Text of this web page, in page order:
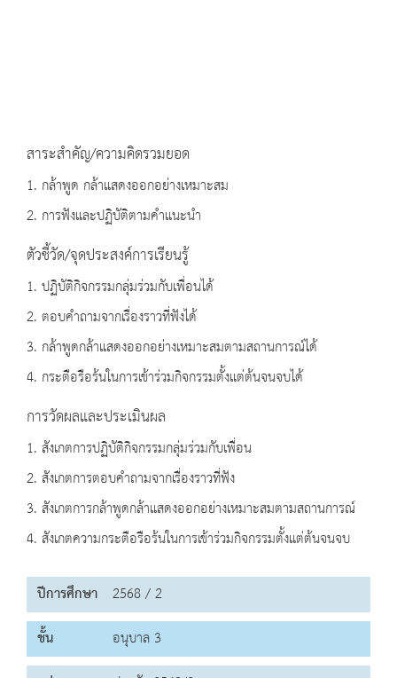
สาระสำคัญ/ความคิดรวมยอด
1. กล้าพูด กล้าแสดงออกอย่างเหมาะสม
2. การฟังและปฏิบัติตามคำแนะนำ
ตัวชี้วัด/จุดประสงค์การเรียนรู้
1. ปฏิบัติกิจกรรมกลุ่มร่วมกับเพื่อนได้
2. ตอบคำถามจากเรื่องราวที่ฟังได้
3. กล้าพูดกล้าแสดงออกอย่างเหมาะสมตามสถานการณ์ได้
4. กระตือรือร้นในการเข้าร่วมกิจกรรมตั้งแต่ต้นจนจบได้
การวัดผลและประเมินผล
1. สังเกตการปฏิบัติกิจกรรมกลุ่มร่วมกับเพื่อน
2. สังเกตการตอบคำถามจากเรื่องราวที่ฟัง
3. สังเกตการกล้าพูดกล้าแสดงออกอย่างเหมาะสมตามสถานการณ์
4. สังเกตความกระตือรือร้นในการเข้าร่วมกิจกรรมตั้งแต่ต้นจนจบ
ปีการศึกษา 2568 / 2
ชั้น
อนุบาล 3